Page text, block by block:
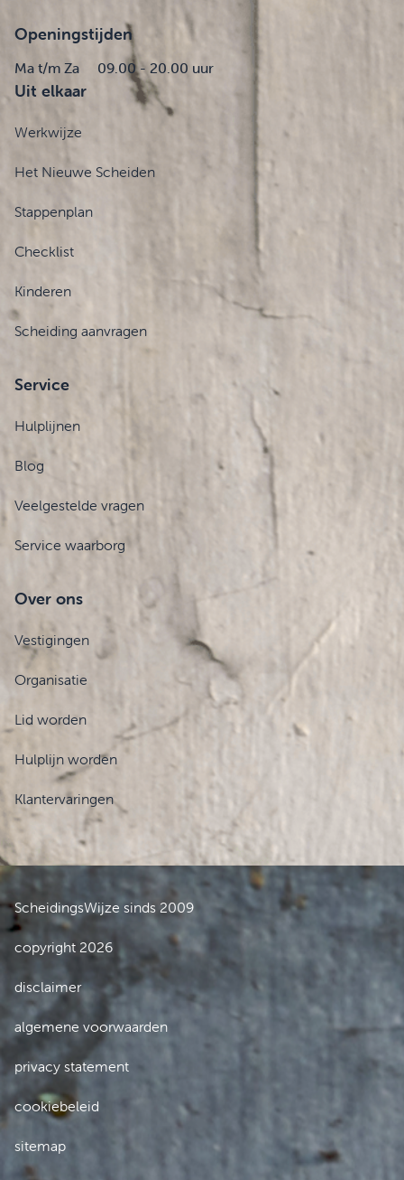
Openingstijden
Ma t/m Za 09.00 - 20.00 uur
Uit elkaar
Werkwijze
Het Nieuwe Scheiden
Stappenplan
Checklist
Kinderen
Scheiding aanvragen
Service
Hulplijnen
Blog
Veelgestelde vragen
Service waarborg
Over ons
Vestigingen
Organisatie
Lid worden
Hulplijn worden
Klantervaringen
ScheidingsWijze sinds 2009
copyright 2026
disclaimer
algemene voorwaarden
privacy statement
cookiebeleid
sitemap